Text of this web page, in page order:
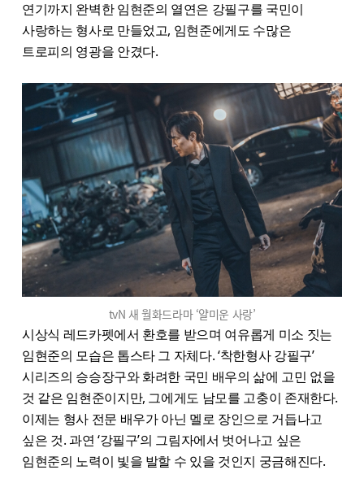
연기까지 완벽한 임현준의 열연은 강필구를 국민이
사랑하는 형사로 만들었고, 임현준에게도 수많은
트로피의 영광을 안겼다.
tvN 새 월화드라마 ‘얄미운 사랑’
시상식 레드카펫에서 환호를 받으며 여유롭게 미소 짓는
임현준의 모습은 톱스타 그 자체다. ‘착한형사 강필구’
시리즈의 승승장구와 화려한 국민 배우의 삶에 고민 없을
것 같은 임현준이지만, 그에게도 남모를 고충이 존재한다.
이제는 형사 전문 배우가 아닌 멜로 장인으로 거듭나고
싶은 것. 과연 ‘강필구’의 그림자에서 벗어나고 싶은
임현준의 노력이 빛을 발할 수 있을 것인지 궁금해진다.